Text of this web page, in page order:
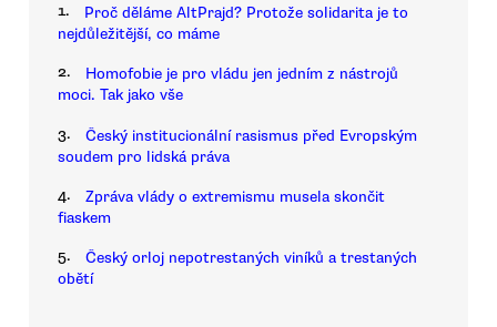
1.
Proč děláme AltPrajd? Protože solidarita je to
nejdůležitější, co máme
2.
Homofobie je pro vládu jen jedním z nástrojů
moci. Tak jako vše
3.
Český institucionální rasismus před Evropským
soudem pro lidská práva
4.
Zpráva vlády o extremismu musela skončit
fiaskem
5.
Český orloj nepotrestaných viníků a trestaných
obětí